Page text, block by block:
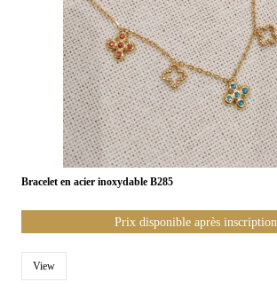
Bracelet en acier inoxydable B285
Prix disponible après inscription
View